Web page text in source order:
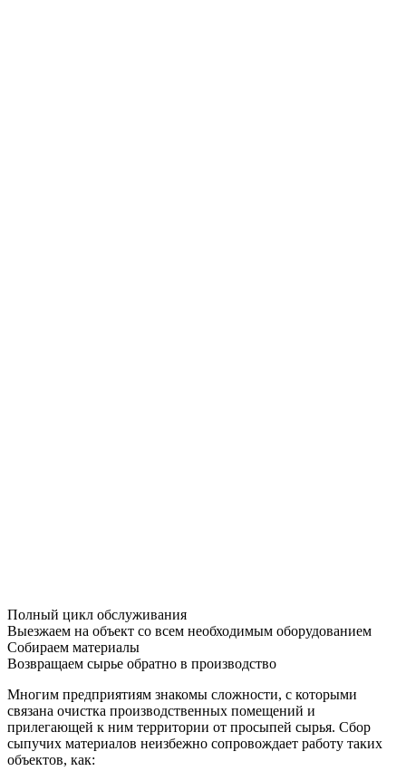
Полный цикл обслуживания
Выезжаем на объект со всем необходимым оборудованием
Собираем материалы
Возвращаем сырье обратно в производство
Многим предприятиям знакомы сложности, с которыми
связана очистка производственных помещений и
прилегающей к ним территории от просыпей сырья. Сбор
сыпучих материалов неизбежно сопровождает работу таких
объектов, как: